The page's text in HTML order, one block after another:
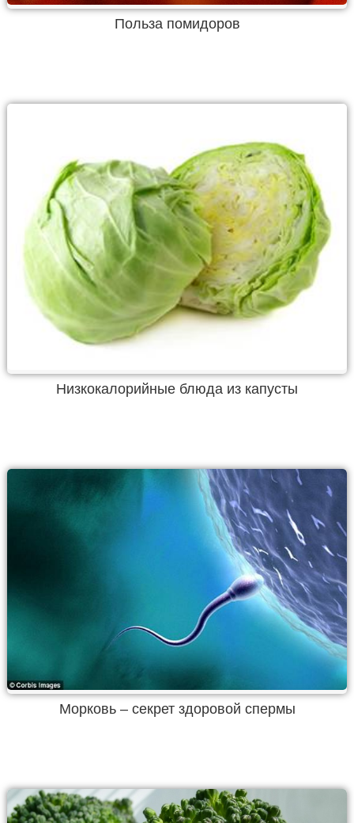
Польза помидоров
Низкокалорийные блюда из капусты
Морковь – секрет здоровой спермы